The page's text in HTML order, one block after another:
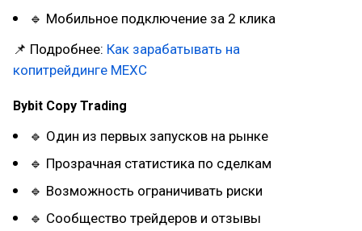
🔹 Мобильное подключение за 2 клика
📌 Подробнее: Как зарабатывать на
копитрейдинге MEXC
Bybit Copy Trading
🔹 Один из первых запусков на рынке
🔹 Прозрачная статистика по сделкам
🔹 Возможность ограничивать риски
🔹 Сообщество трейдеров и отзывы